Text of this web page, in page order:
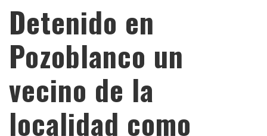
Detenido en
Pozoblanco un
vecino de la
localidad como